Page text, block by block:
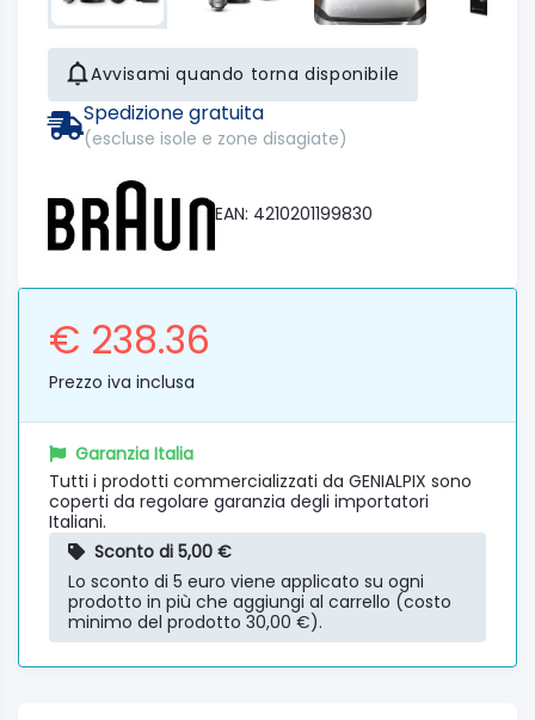
Avvisami quando torna disponibile
Spedizione gratuita
(escluse isole e zone disagiate)
EAN: 4210201199830
€ 238.36
Prezzo iva inclusa
Garanzia Italia
Tutti i prodotti commercializzati da GENIALPIX sono
coperti da regolare garanzia degli importatori
Italiani.
Sconto di 5,00 €
Lo sconto di 5 euro viene applicato su ogni
prodotto in più che aggiungi al carrello (costo
minimo del prodotto 30,00 €).